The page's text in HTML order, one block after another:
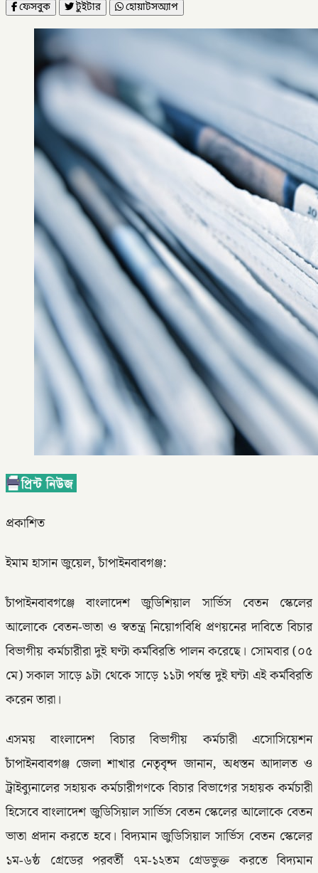
ফেসবুক
টুইটার হোয়াটসঅ্যাপ
প্রকাশিত
ইমাম হাসান জুয়েল, চাঁপাইনবাবগঞ্জ:
চাঁপাইনবাবগঞ্জে বাংলাদেশ জুডিশিয়াল সার্ভিস বেতন স্কেলের
আলোকে বেতন-ভাতা ও স্বতন্ত্র নিয়োগবিধি প্রণয়নের দাবিতে বিচার
বিভাগীয় কর্মচারীরা দুই ঘণ্টা কর্মবিরতি পালন করেছে। সোমবার (০৫
মে) সকাল সাড়ে ৯টা থেকে সাড়ে ১১টা পর্যন্ত দুই ঘন্টা এই কর্মবিরতি
করেন তারা।
এসময় বাংলাদেশ বিচার বিভাগীয় কর্মচারী এসোসিয়েশন
চাঁপাইনবাবগঞ্জ জেলা শাখার নেতৃবৃন্দ জানান, অধস্তন আদালত ও
ট্রাইব্যুনালের সহায়ক কর্মচারীগণকে বিচার বিভাগের সহায়ক কর্মচারী
হিসেবে বাংলাদেশ জুডিসিয়াল সার্ভিস বেতন স্কেলের আলোকে বেতন
ভাতা প্রদান করতে হবে। বিদ্যমান জুডিসিয়াল সার্ভিস বেতন স্কেলের
১ম-৬ষ্ঠ গ্রেডের পরবর্তী ৭ম-১২তম গ্রেডভুক্ত করতে বিদ্যমান